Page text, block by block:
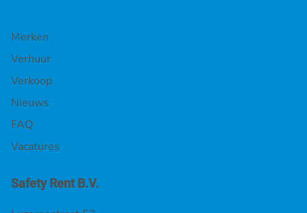
Safety Rent B.V.
Merken
Verhuur
Verkoop
Nieuws
FAQ
Vacatures